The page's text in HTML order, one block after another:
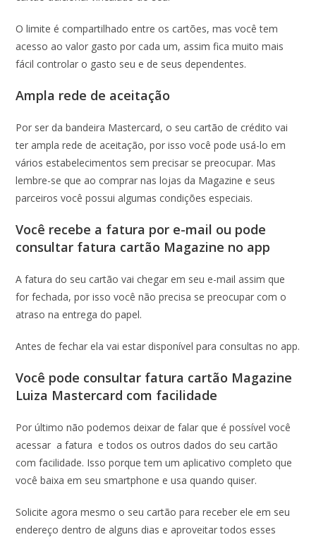
O limite é compartilhado entre os cartões, mas você tem
acesso ao valor gasto por cada um, assim fica muito mais
fácil controlar o gasto seu e de seus dependentes.
Ampla rede de aceitação
Por ser da bandeira Mastercard, o seu cartão de crédito vai
ter ampla rede de aceitação, por isso você pode usá-lo em
vários estabelecimentos sem precisar se preocupar. Mas
lembre-se que ao comprar nas lojas da Magazine e seus
parceiros você possui algumas condições especiais.
Você recebe a fatura por e-mail ou pode
consultar fatura cartão Magazine no app
A fatura do seu cartão vai chegar em seu e-mail assim que
for fechada, por isso você não precisa se preocupar com o
atraso na entrega do papel.
Antes de fechar ela vai estar disponível para consultas no app.
Você pode consultar fatura cartão Magazine
Luiza Mastercard com facilidade
Por último não podemos deixar de falar que é possível você
acessar a fatura e todos os outros dados do seu cartão
com facilidade. Isso porque tem um aplicativo completo que
você baixa em seu smartphone e usa quando quiser.
Solicite agora mesmo o seu cartão para receber ele em seu
endereço dentro de alguns dias e aproveitar todos esses